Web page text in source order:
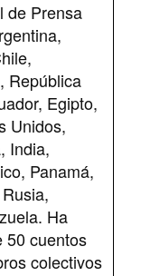
de Prensa
República
Egipto,
Unidos,
India,
Panamá,
Ha
50 cuentos
colectivos